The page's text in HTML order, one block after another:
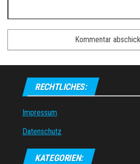
RECHTLICHES:
Impressum
Datenschutz
KATEGORIEN: